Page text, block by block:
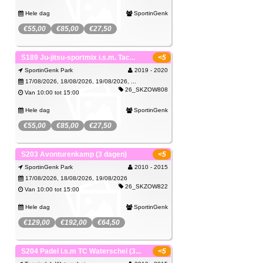
Hele dag SportinGenk
€55,00 €85,00 €27,50
Spijtig, deze activiteit kan je niet meer
boeken.
Je kan je wel inschrijven op de wachtlijst.
SportinGenk Park
S189 Ju-jitsu-sportmix i.s.m. Tac... <5
SportinGenk Park
2019 - 2020
17/08/2026, 18/08/2026, 19/08/2026, ...
26_SKZOW808
Van 10:00 tot 15:00
Hele dag SportinGenk
€55,00 €85,00 €27,50
Haast je! Er zijn nog maar enkele plaatsen
over.
SportinGenk Park
S203 Avonturenkamp (3 dagen) <5
SportinGenk Park
2010 - 2015
17/08/2026, 18/08/2026, 19/08/2026
26_SKZOW822
Van 10:00 tot 15:00
Hele dag SportinGenk
€129,00 €192,00 €64,50
Haast je! Er zijn nog maar enkele plaatsen
over.
SportinGenk Park
S204 Padel i.s.m TC Waterschei (3... <5